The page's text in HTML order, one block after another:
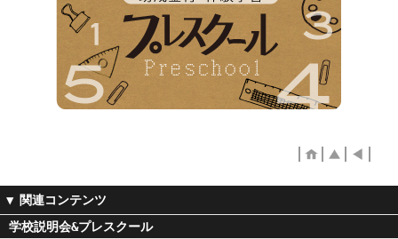
学校説明会&プレスクール